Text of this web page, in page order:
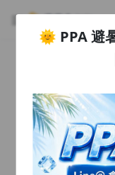
🌞 PPA 避
🥵 酷暑限時快
2% 點數回饋
進修 限時開
即日起 - 8/13
無上限🔥購買
$5,000 回饋
入好友👉 享
3 天前
清除全部
🌞 PPA 避